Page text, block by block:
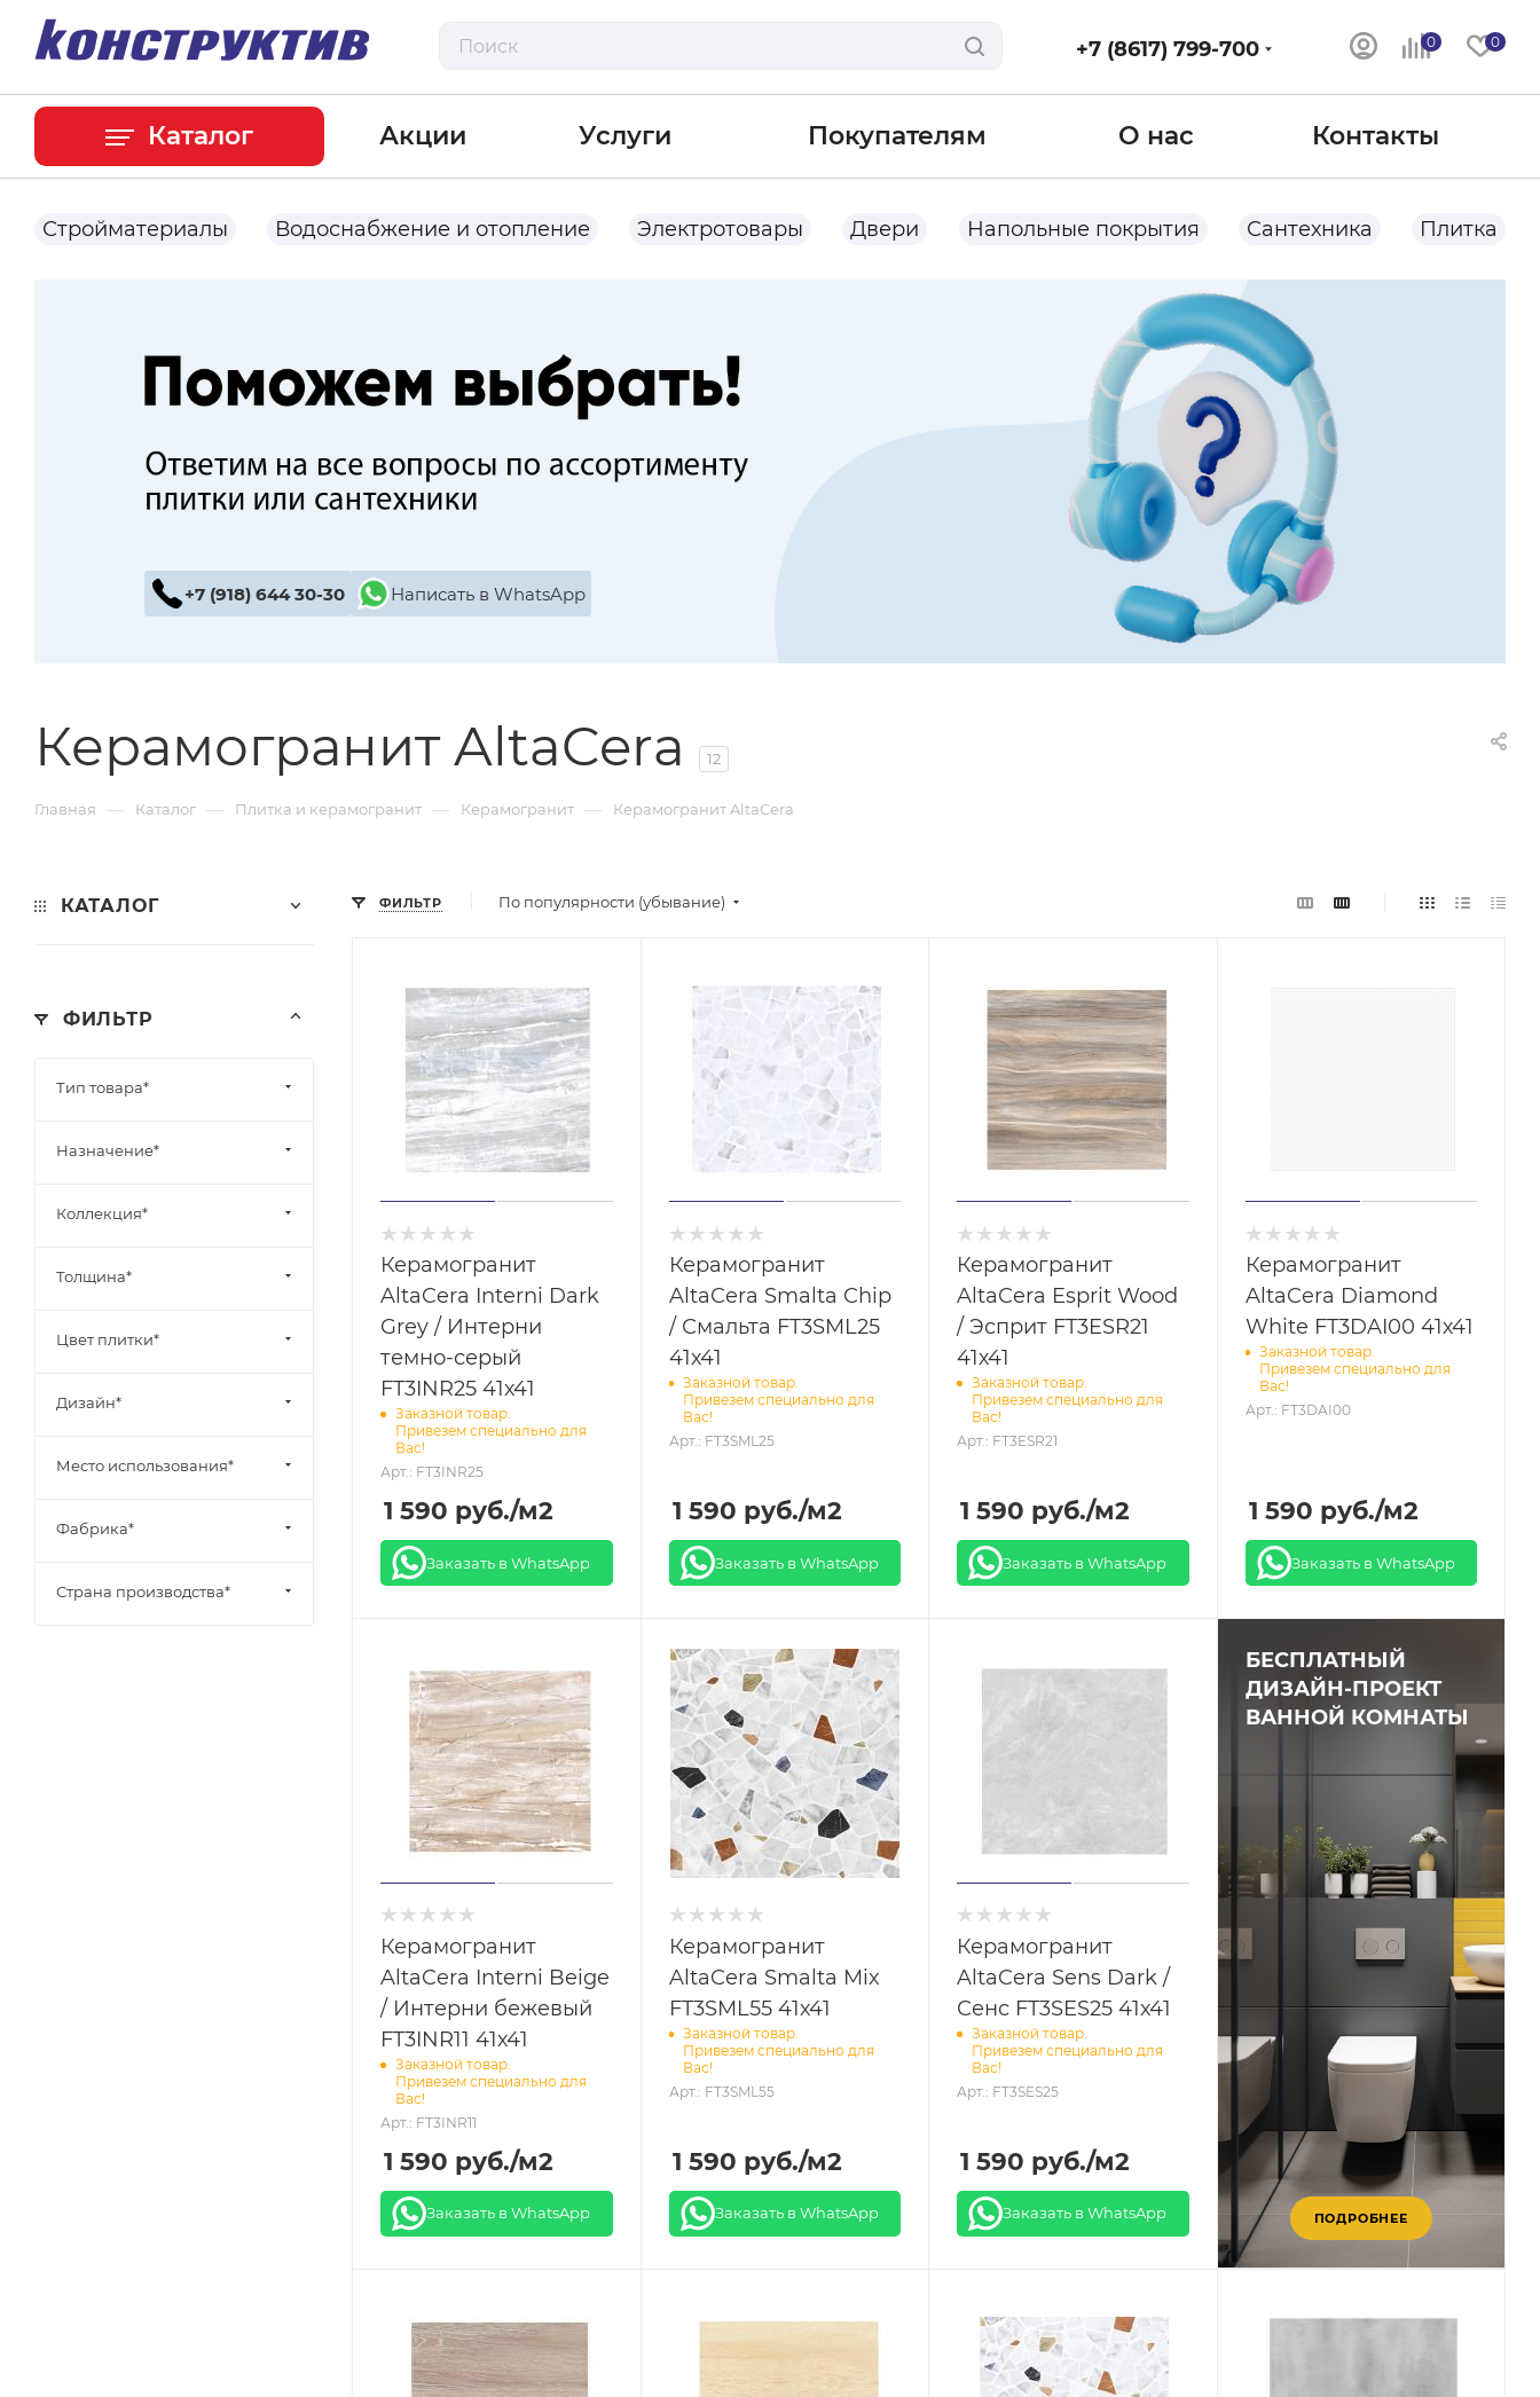
0 0
+7 (8617) 799-700
Каталог Акции Услуги Покупателям О нас Контакты
Стройматериалы Водоснабжение и отопление Электротовары Двери Напольные покрытия Сантехника Плитка
+7 (918) 644 30-30 Написать в WhatsApp
Керамогранит AltaCera 12
Главная — Каталог — Плитка и керамогранит — Керамогранит — Керамогранит AltaCera
ФИЛЬТР По популярности (убывание)
Керамогранит
AltaCera Interni Dark
Grey / Интерни
темно-серый
FT3INR25 41х41
Заказной товар.
Привезем специально для
Вас!
Арт.: FT3INR25
1 590 руб./м2
Заказать в WhatsApp
Керамогранит
AltaCera Smalta Chip
/ Смальта FT3SML25
41х41
Заказной товар.
Привезем специально для
Вас!
Арт.: FT3SML25
1 590 руб./м2
Заказать в WhatsApp
Керамогранит
AltaCera Esprit Wood
/ Эсприт FT3ESR21
41х41
Заказной товар.
Привезем специально для
Вас!
Арт.: FT3ESR21
1 590 руб./м2
Заказать в WhatsApp
Керамогранит
AltaCera Diamond
White FT3DAI00 41х41
Заказной товар.
Привезем специально для
Вас!
Арт.: FT3DAI00
1 590 руб./м2
Заказать в WhatsApp
Керамогранит
AltaCera Interni Beige
/ Интерни бежевый
FT3INR11 41х41
Заказной товар.
Привезем специально для
Вас!
Арт.: FT3INR11
1 590 руб./м2
Заказать в WhatsApp
Керамогранит
AltaCera Smalta Mix
FT3SML55 41х41
Заказной товар.
Привезем специально для
Вас!
Арт.: FT3SML55
1 590 руб./м2
Заказать в WhatsApp
Керамогранит
AltaCera Sens Dark /
Сенс FT3SES25 41х41
Заказной товар.
Привезем специально для
Вас!
Арт.: FT3SES25
1 590 руб./м2
Заказать в WhatsApp
БЕСПЛАТНЫЙ
ДИЗАЙН-ПРОЕКТ
ВАННОЙ КОМНАТЫ
ПОДРОБНЕЕ
КАТАЛОГ
ФИЛЬТР
Тип товара*
Назначение*
Коллекция*
Толщина*
Цвет плитки*
Дизайн*
Место использования*
Фабрика*
Страна производства*